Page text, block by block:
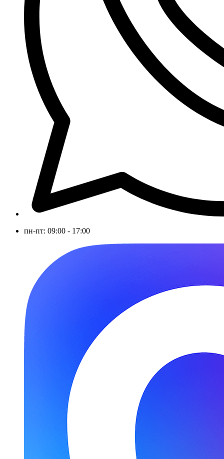
пн-пт: 09:00 - 17:00